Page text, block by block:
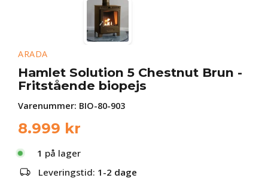
ARADA
Hamlet Solution 5 Chestnut Brun -
Fritstående biopejs
Varenummer: BIO-80-903
8.999 kr
1 på lager
Leveringstid: 1-2 dage